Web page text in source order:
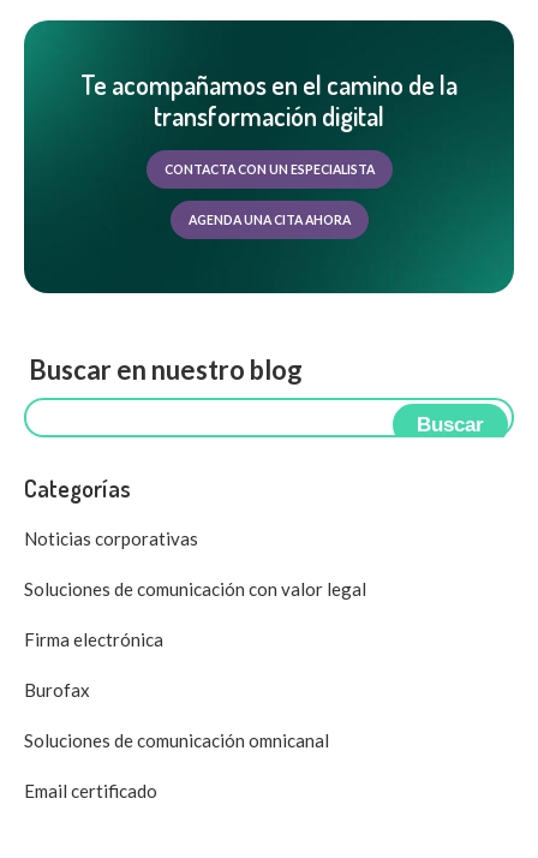
Te acompañamos en el camino de la
transformación digital
CONTACTA CON UN ESPECIALISTA
AGENDA UNA CITA AHORA
Buscar en nuestro blog
Buscar
Categorías
Noticias corporativas
Soluciones de comunicación con valor legal
Firma electrónica
Burofax
Soluciones de comunicación omnicanal
Email certificado